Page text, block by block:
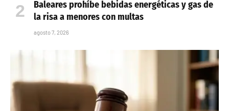
Baleares prohíbe bebidas energéticas y gas de
la risa a menores con multas
agosto 7, 2026